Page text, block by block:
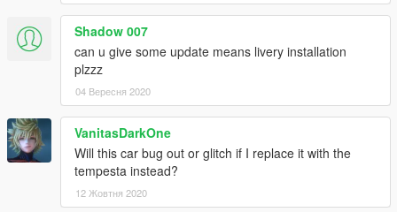
Shadow 007
can u give some update means livery installation
plzzz
04 Вересня 2020
VanitasDarkOne
Will this car bug out or glitch if I replace it with the
tempesta instead?
12 Жовтня 2020